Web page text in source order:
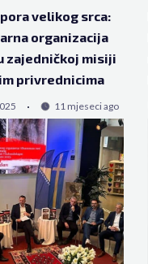
velikog srca:
organizacija
zajedničkoj misiji
privrednicima
11 mjeseci ago